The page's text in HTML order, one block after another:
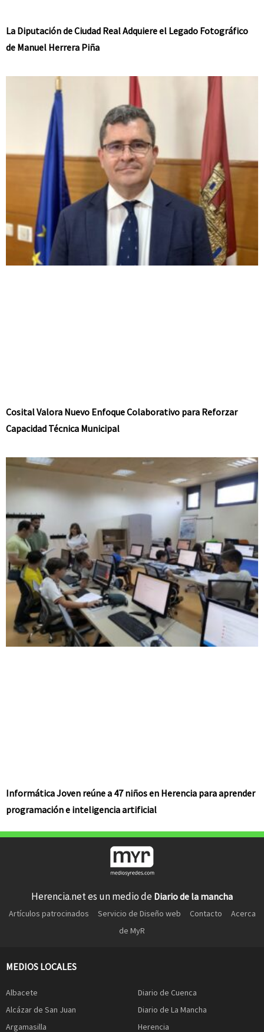
La Diputación de Ciudad Real Adquiere el Legado Fotográfico
de Manuel Herrera Piña
Cosital Valora Nuevo Enfoque Colaborativo para Reforzar
Capacidad Técnica Municipal
Informática Joven reúne a 47 niños en Herencia para aprender
programación e inteligencia artificial
Herencia.net es un medio de Diario de la mancha
Artículos patrocinados Servicio de Diseño web Contacto
Acerca
de MyR
MEDIOS LOCALES
Albacete
Alcázar de San Juan
Argamasilla
Diario de Cuenca
Diario de La Mancha
Herencia